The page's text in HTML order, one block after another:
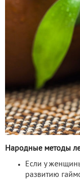
Народные методы
Если у
развитию